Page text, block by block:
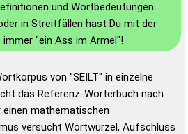
und Wortbedeutungen
in Streitfällen hast Du mit der
immer "ein Ass im Ärmel"!
von "SEILT" in einzelne
das Referenz-Wörterbuch nach
einen mathematischen
versucht Wortwurzel, Aufschluss